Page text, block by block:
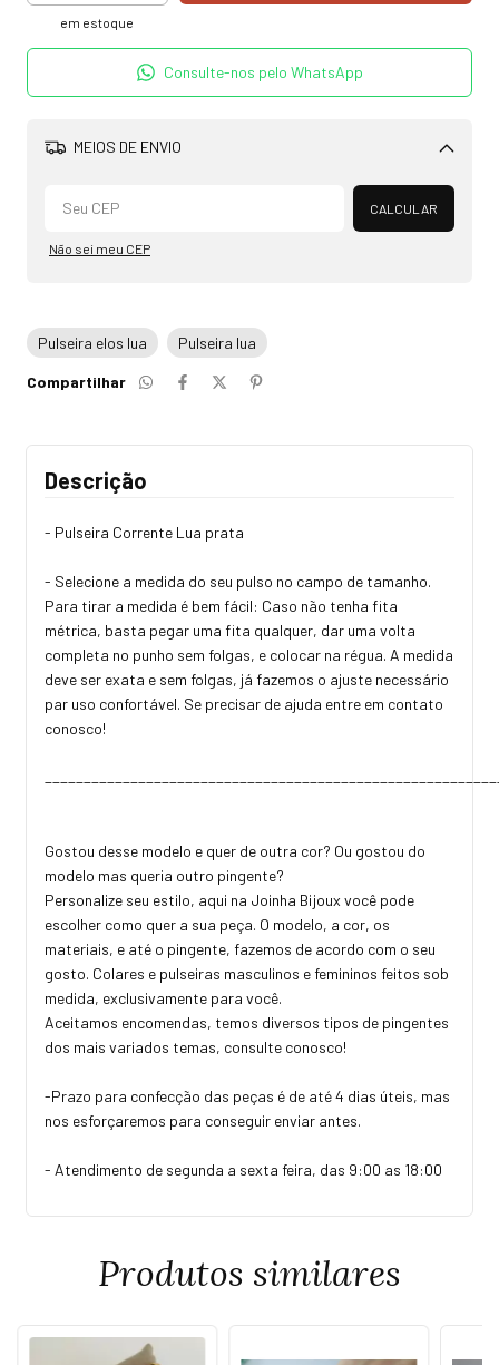
em estoque
Consulte-nos pelo WhatsApp
MEIOS DE ENVIO
Alterar CEP
CALCULAR
Não sei meu CEP
Pulseira elos lua Pulseira lua
Compartilhar
Descrição
- Pulseira Corrente Lua prata
- Selecione a medida do seu pulso no campo de tamanho.
Para tirar a medida é bem fácil: Caso não tenha fita
métrica, basta pegar uma fita qualquer, dar uma volta
completa no punho sem folgas, e colocar na régua. A medida
deve ser exata e sem folgas, já fazemos o ajuste necessário
par uso confortável. Se precisar de ajuda entre em contato
conosco!
Gostou desse modelo e quer de outra cor? Ou gostou do
modelo mas queria outro pingente?
Personalize seu estilo, aqui na Joinha Bijoux você pode
escolher como quer a sua peça. O modelo, a cor, os
materiais, e até o pingente, fazemos de acordo com o seu
gosto. Colares e pulseiras masculinos e femininos feitos sob
medida, exclusivamente para você.
Aceitamos encomendas, temos diversos tipos de pingentes
dos mais variados temas, consulte conosco!
-Prazo para confecção das peças é de até 4 dias úteis, mas
nos esforçaremos para conseguir enviar antes.
- Atendimento de segunda a sexta feira, das 9:00 as 18:00
Produtos similares